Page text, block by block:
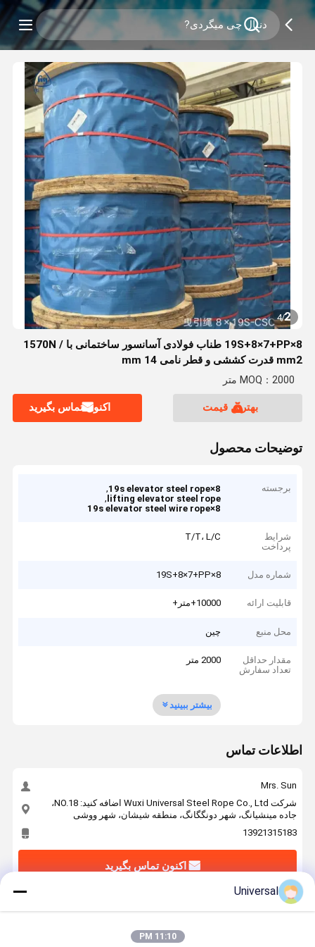
2
/
4
8×19S+8×7+PP طناب فولادی آسانسور ساختمانی با 1570N /
mm2 قدرت کششی و قطر نامی 14 mm
MOQ：2000 متر
بهترین قیمت اکنون تماس بگیرید
توضیحات محصول
برجسته 8×19s elevator steel rope
,
lifting elevator steel rope
,
8×19s elevator steel wire rope
شرایط
پرداخت
T/T، L/C
شماره مدل 8×19S+8×7+PP
قابلیت ارائه 10000+متر+
محل منبع چین
مقدار حداقل
تعداد سفارش
2000 متر
بیشتر ببینید
اطلاعات تماس
Mrs. Sun
شرکت Wuxi Universal Steel Rope Co., Ltd اضافه کنید: NO.18،
جاده مینشیانگ، شهر دونگگانگ، منطقه شیشان، شهر ووشی
13921315183
اکنون تماس بگیرید
بهترين قيمت رو براي
Universal
11:10 PM